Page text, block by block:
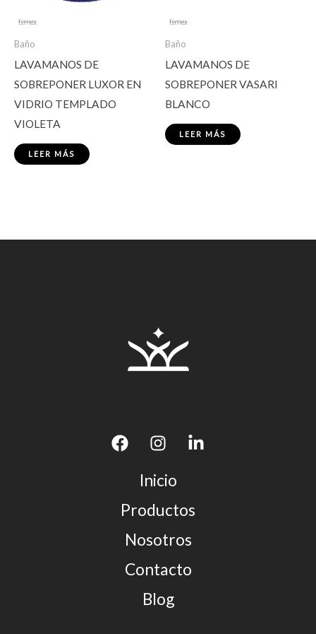
Baño
LAVAMANOS DE
SOBREPONER LUXOR EN
VIDRIO TEMPLADO
VIOLETA
LEER MÁS
Baño
LAVAMANOS DE
SOBREPONER VASARI
BLANCO
LEER MÁS
Inicio
Productos
Nosotros
Contacto
Blog